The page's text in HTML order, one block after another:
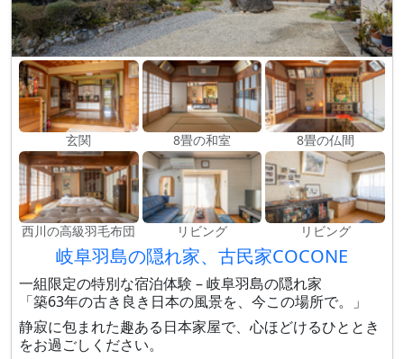
玄関 8畳の和室 8畳の仏間
西川の高級羽毛布団 リビング リビング
岐阜羽島の隠れ家、古民家COCONE
一組限定の特別な宿泊体験 – 岐阜羽島の隠れ家
「築63年の古き良き日本の風景を、今この場所で。」
静寂に包まれた趣ある日本家屋で、心ほどけるひととき
をお過ごしください。